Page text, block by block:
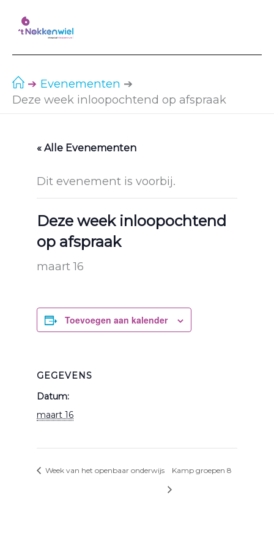
naar
Evenementen
Deze week inloopochtend op afspraak
« Alle Evenementen
Dit evenement is voorbij.
Deze week inloopochtend
op afspraak
maart 16
Toevoegen aan kalender
GEGEVENS
Datum:
maart 16
Week van het openbaar onderwijs Kamp groepen 8